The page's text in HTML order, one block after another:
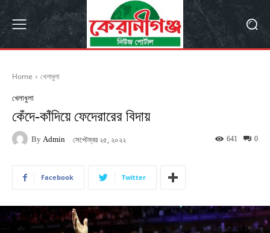
Home খেলাধুলা
খেলাধুলা
কেঁদে-কাঁদিয়ে ফেদেরারের বিদায়
By Admin সেপ্টেম্বর ২৫, ২০২২ 0
641
Facebook Twitter